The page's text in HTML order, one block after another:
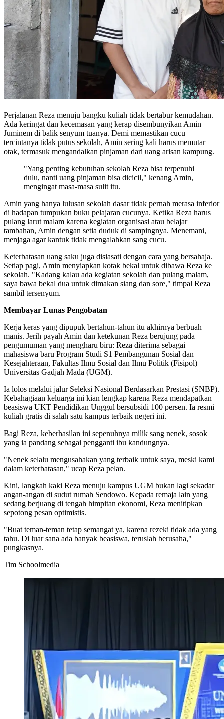
Perjalanan Reza menuju bangku kuliah tidak bertabur kemudahan.
Ada keringat dan kecemasan yang kerap disembunyikan Amin
Juminem di balik senyum tuanya. Demi memastikan cucu
tercintanya tidak putus sekolah, Amin sering kali harus memutar
otak, termasuk mengandalkan pinjaman dari uang arisan kampung.
"Yang penting kebutuhan sekolah Reza bisa terpenuhi
dulu, nanti uang pinjaman bisa dicicil," kenang Amin,
mengingat masa-masa sulit itu.
Amin yang hanya lulusan sekolah dasar tidak pernah merasa inferior
di hadapan tumpukan buku pelajaran cucunya. Ketika Reza harus
pulang larut malam karena kegiatan organisasi atau belajar
tambahan, Amin dengan setia duduk di sampingnya. Menemani,
menjaga agar kantuk tidak mengalahkan sang cucu.
Keterbatasan uang saku juga disiasati dengan cara yang bersahaja.
Setiap pagi, Amin menyiapkan kotak bekal untuk dibawa Reza ke
sekolah. "Kadang kalau ada kegiatan sekolah dan pulang malam,
saya bawa bekal dua untuk dimakan siang dan sore," timpal Reza
sambil tersenyum.
Membayar Lunas Pengobatan
Kerja keras yang dipupuk bertahun-tahun itu akhirnya berbuah
manis. Jerih payah Amin dan ketekunan Reza berujung pada
pengumuman yang mengharu biru: Reza diterima sebagai
mahasiswa baru Program Studi S1 Pembangunan Sosial dan
Kesejahteraan, Fakultas Ilmu Sosial dan Ilmu Politik (Fisipol)
Universitas Gadjah Mada (UGM).
Ia lolos melalui jalur Seleksi Nasional Berdasarkan Prestasi (SNBP).
Kebahagiaan keluarga ini kian lengkap karena Reza mendapatkan
beasiswa UKT Pendidikan Unggul bersubsidi 100 persen. Ia resmi
kuliah gratis di salah satu kampus terbaik negeri ini.
Bagi Reza, keberhasilan ini sepenuhnya milik sang nenek, sosok
yang ia pandang sebagai pengganti ibu kandungnya.
"Nenek selalu mengusahakan yang terbaik untuk saya, meski kami
dalam keterbatasan," ucap Reza pelan.
Kini, langkah kaki Reza menuju kampus UGM bukan lagi sekadar
angan-angan di sudut rumah Sendowo. Kepada remaja lain yang
sedang berjuang di tengah himpitan ekonomi, Reza menitipkan
sepotong pesan optimistis.
"Buat teman-teman tetap semangat ya, karena rezeki tidak ada yang
tahu. Di luar sana ada banyak beasiswa, teruslah berusaha,"
pungkasnya.
Tim Schoolmedia